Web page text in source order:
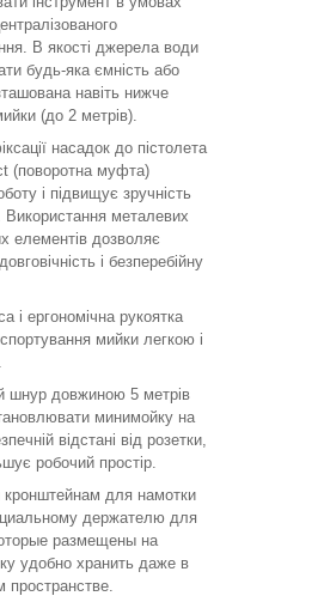
В якості джерела води
будь-яка ємність або
навіть нижче
(до 2 метрів).
насадок до пістолета
(поворотна муфта)
і підвищує зручність
Використання металевих
елементів дозволяє
і безперебійну
і ергономічна рукоятка
мийки легкою і
шнур довжиною 5 метрів
минимойку на
відстані від розетки,
робочий простір.
кронштейнам для намотки
держателю для
размещены на
удобно хранить даже в
пространстве.